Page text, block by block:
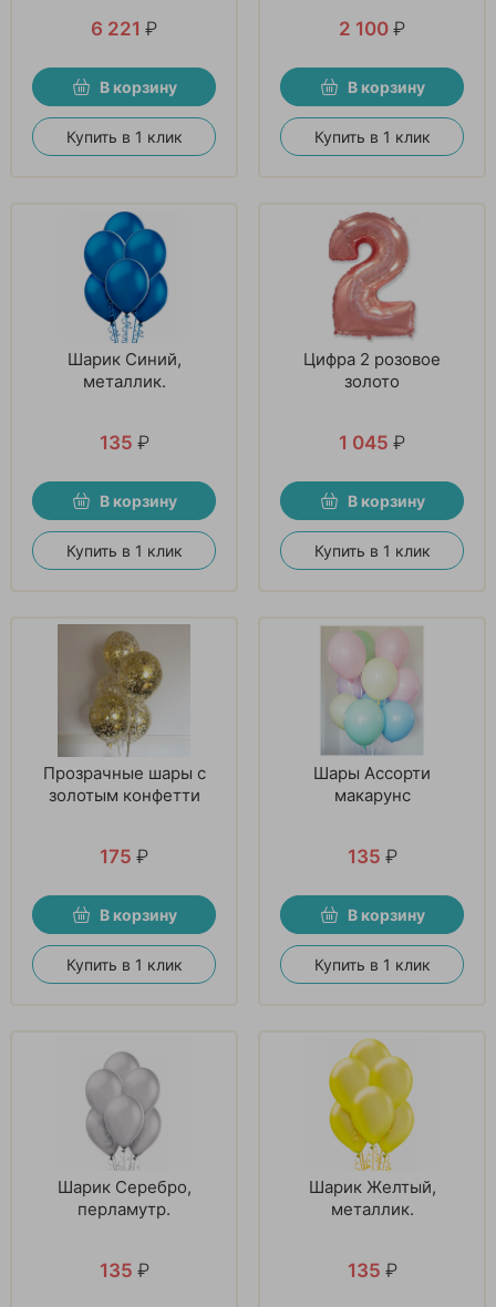
6 221 ₽
В корзину
Купить в 1 клик
2 100 ₽
В корзину
Купить в 1 клик
Шарик Синий,
металлик.
135 ₽
В корзину
Купить в 1 клик
Цифра 2 розовое
золото
1 045 ₽
В корзину
Купить в 1 клик
Прозрачные шары с
золотым конфетти
175 ₽
В корзину
Купить в 1 клик
Шары Ассорти
макарунс
135 ₽
В корзину
Купить в 1 клик
Шарик Серебро,
перламутр.
135 ₽
Шарик Желтый,
металлик.
135 ₽